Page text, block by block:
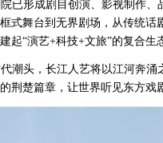
已形成剧目创演、影视制作、
式舞台到无界剧场，从传统话
起“演艺+科技+文旅”的复合生
潮头，长江人艺将以江河奔涌
荆楚篇章，让世界听见东方戏